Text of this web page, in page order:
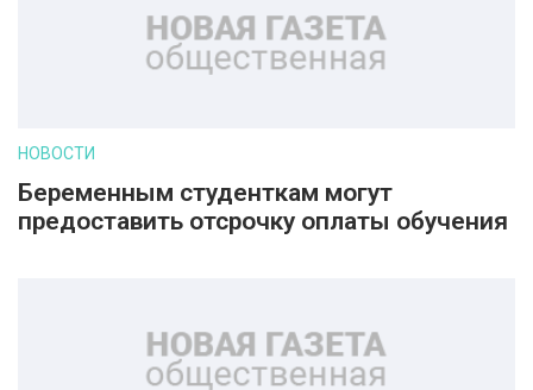
НОВОСТИ
Беременным студенткам могут
предоставить отсрочку оплаты обучения